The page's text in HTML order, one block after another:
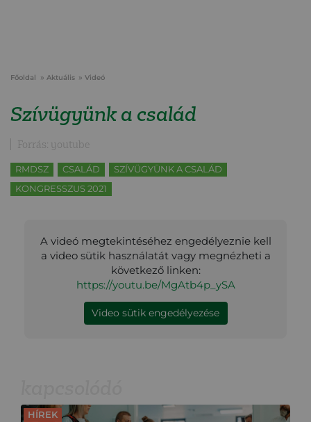
Főoldal Aktuális Videó
Szívügyünk a család
Forrás: youtube
RMDSZ CSALÁD
SZÍVÜGYÜNK A CSALÁD
KONGRESSZUS 2021
A videó megtekintéséhez engedélyeznie kell
a video sütik használatát vagy megnézheti a
következő linken:
https://youtu.be/MgAtb4p_ySA
Video sütik engedélyezése
HÍREK